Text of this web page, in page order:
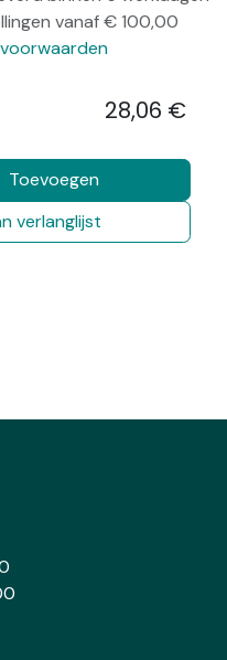
vanaf € 100,00
Toevoegen
verlanglijst
28,06 €